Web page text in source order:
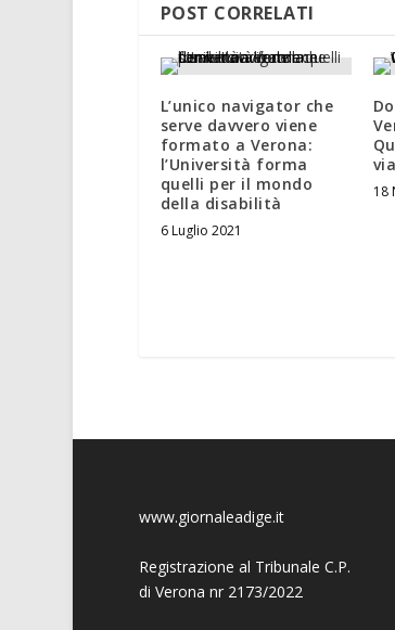
POST CORRELATI
L’unico navigator che
serve davvero viene
formato a Verona:
l’Università forma
quelli per il mondo
della disabilità
6 Luglio 2021
18
www.giornaleadige.it
Registrazione al Tribunale C.P.
di Verona nr 2173/2022